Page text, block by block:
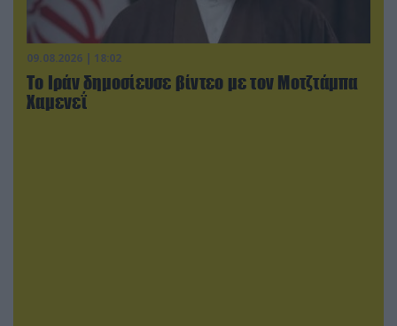
09.08.2026 | 18:02
Το Ιράν δημοσίευσε βίντεο με τον Μοτζτάμπα
Χαμενεΐ